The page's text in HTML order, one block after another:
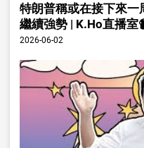
特朗普稱或在接下來一
繼續強勢 | K.Ho直播室
2026-06-02